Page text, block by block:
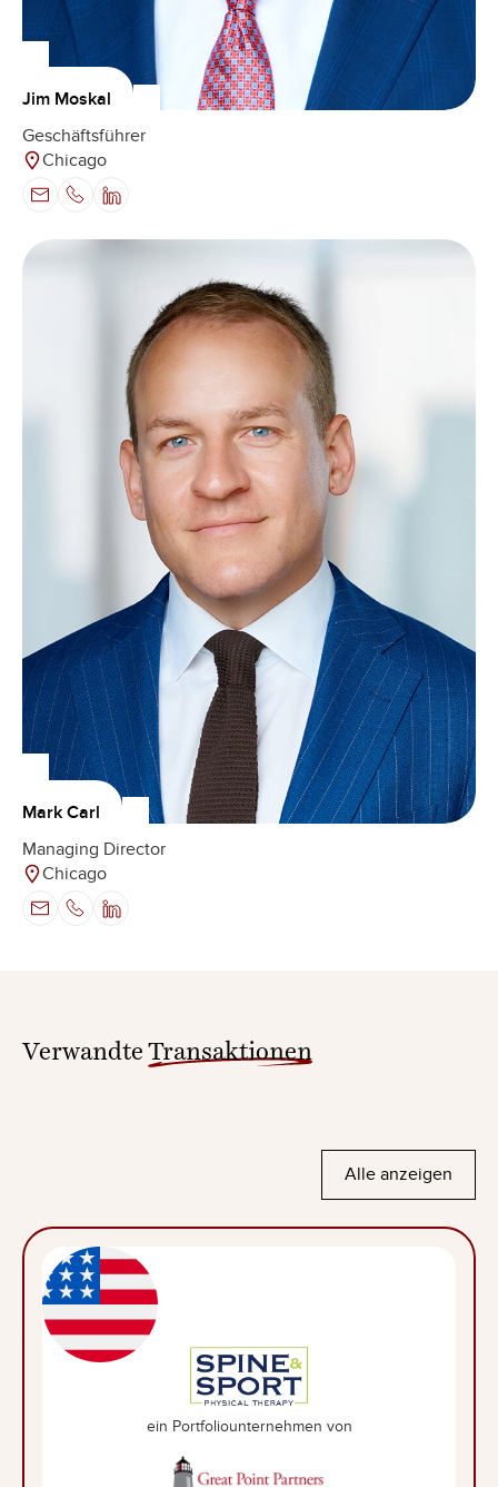
Jim Moskal
Geschäftsführer
Chicago
Mark Carl
Managing Director
Chicago
Verwandte Transaktionen
Alle anzeigen
ein Portfoliounternehmen von